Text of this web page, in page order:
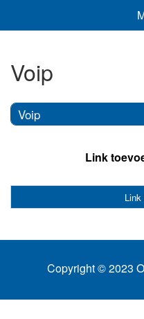
Voip
Voip
Link
Link
Copyright © 2023